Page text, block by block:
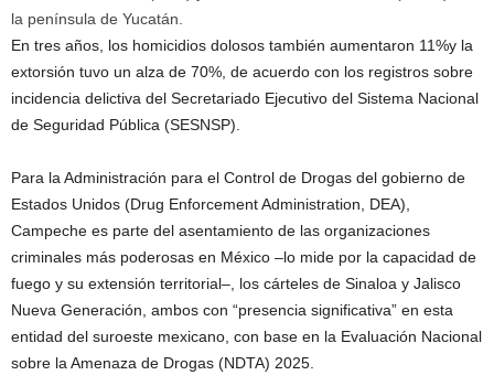
la península de Yucatán.
En tres años, los homicidios dolosos también aumentaron 11%y la
extorsión tuvo un alza de 70%, de acuerdo con los registros sobre
incidencia delictiva del Secretariado Ejecutivo del Sistema Nacional
de Seguridad Pública (SESNSP).
Para la Administración para el Control de Drogas del gobierno de
Estados Unidos (Drug Enforcement Administration, DEA),
Campeche es parte del asentamiento de las organizaciones
criminales más poderosas en México –lo mide por la capacidad de
fuego y su extensión territorial–, los cárteles de Sinaloa y Jalisco
Nueva Generación, ambos con “presencia significativa” en esta
entidad del suroeste mexicano, con base en la Evaluación Nacional
sobre la Amenaza de Drogas (NDTA) 2025.